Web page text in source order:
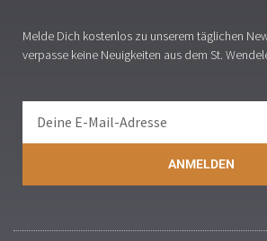
Melde Dich kostenlos zu unserem täglichen
verpasse keine Neuigkeiten aus dem St.
ANMELDEN